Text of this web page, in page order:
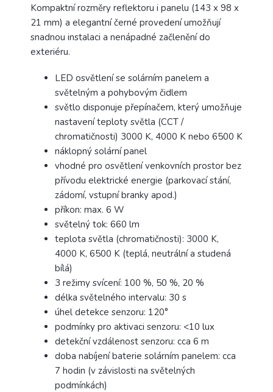
Kompaktní rozměry reflektoru i panelu (143 x 98 x
21 mm) a elegantní černé provedení umožňují
snadnou instalaci a nenápadné začlenění do
exteriéru.
LED osvětlení se solárním panelem a
světelným a pohybovým čidlem
světlo disponuje přepínačem, který umožňuje
nastavení teploty světla (CCT /
chromatičnosti) 3000 K, 4000 K nebo 6500 K
náklopný solární panel
vhodné pro osvětlení venkovních prostor bez
přívodu elektrické energie (parkovací stání,
zádomí, vstupní branky apod.)
příkon: max. 6 W
světelný tok: 660 lm
teplota světla (chromatičnosti): 3000 K,
4000 K, 6500 K (teplá, neutrální a studená
bílá)
3 režimy svícení: 100 %, 50 %, 20 %
délka světelného intervalu: 30 s
úhel detekce senzoru: 120°
podmínky pro aktivaci senzoru: <10 lux
detekční vzdálenost senzoru: cca 6 m
doba nabíjení baterie solárním panelem: cca
7 hodin (v závislosti na světelných
podmínkách)